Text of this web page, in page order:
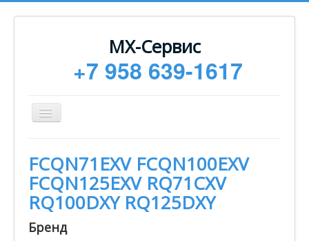
МХ-Сервис
+7 958 639-1617
Toggle
Navigation
Монтаж
Сервисное обслуживание
FCQN71EXV FCQN100EXV
FCQN125EXV RQ71CXV
RQ100DXY RQ125DXY
Бренд